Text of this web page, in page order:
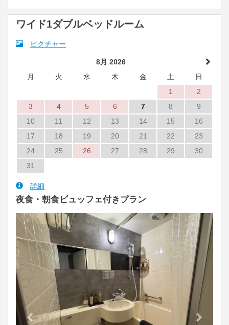
ワイド1ダブルベッドルーム
ピクチャー
8月 2026
月
火 水 木 金 土
日
1
2
3
4 5 6 7 8
9
10
11 12 13 14 15
16
17
18 19 20 21 22
23
24
25 26 27 28 29
30
31
詳細
夜食・朝食ビュッフェ付きプラン
Previous Next